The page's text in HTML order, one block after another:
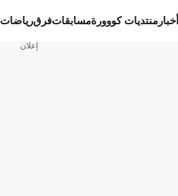
أخبار منتديات كووورةمسابقاتفرقرياضات
إعلان